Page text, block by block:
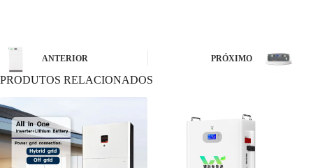
ANTERIOR PRÓXIMO
PRODUTOS RELACIONADOS